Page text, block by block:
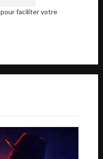
faciliter votre